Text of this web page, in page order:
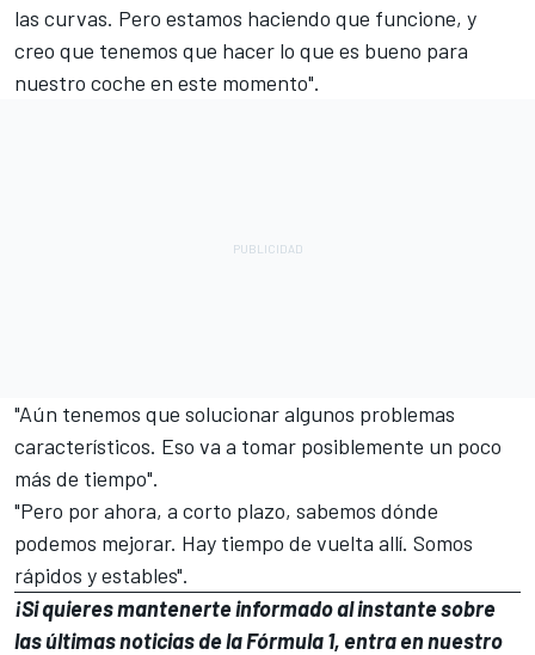
las curvas. Pero estamos haciendo que funcione, y
creo que tenemos que hacer lo que es bueno para
nuestro coche en este momento".
"Aún tenemos que solucionar algunos problemas
característicos. Eso va a tomar posiblemente un poco
más de tiempo".
"Pero por ahora, a corto plazo, sabemos dónde
podemos mejorar. Hay tiempo de vuelta allí. Somos
rápidos y estables".
¡Si quieres mantenerte informado al instante sobre
las últimas noticias de la Fórmula 1, entra ennuestro